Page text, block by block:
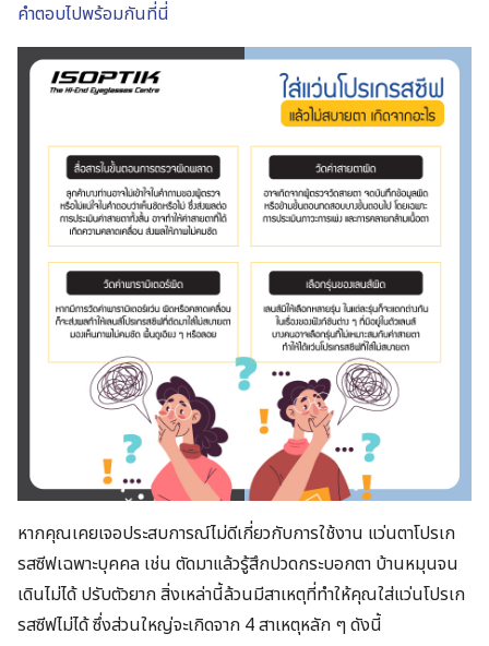
คำตอบไปพร้อมกันที่นี่
หากคุณเคยเจอประสบการณ์ไม่ดีเกี่ยวกับการใช้งาน แว่นตาโปรเก
รสซีฟเฉพาะบุคคล เช่น ตัดมาแล้วรู้สึกปวดกระบอกตา บ้านหมุนจน
เดินไม่ได้ ปรับตัวยาก สิ่งเหล่านี้ล้วนมีสาเหตุที่ทำให้คุณใส่แว่นโปรเก
รสซีฟไม่ได้ ซึ่งส่วนใหญ่จะเกิดจาก 4 สาเหตุหลัก ๆ ดังนี้